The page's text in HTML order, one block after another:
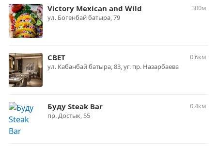
Victory Mexican and Wild
300м
ул. ​Богенбай батыра, 79
СВЕТ
0.6км
ул. Кабанбай батыра, 83, уг. пр. Назарбаева
Буду Steak Bar
0.4км
пр. Достык, 55